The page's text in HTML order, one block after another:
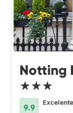
Notting
★★★
9.9
Excelente